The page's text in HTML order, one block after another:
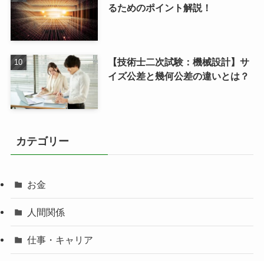
るためのポイント解説！
【技術士二次試験：機械設計】サ
イズ公差と幾何公差の違いとは？
カテゴリー
お金
人間関係
仕事・キャリア